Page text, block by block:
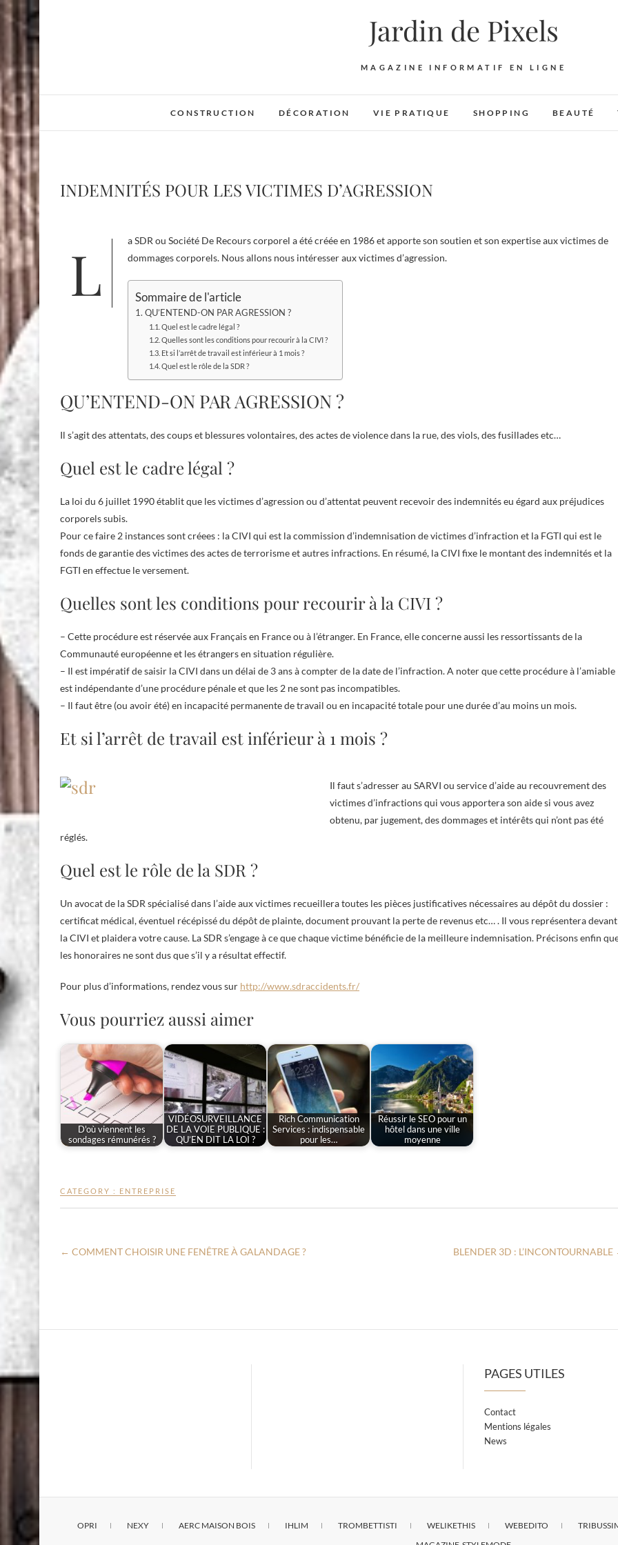
content
Jardin de Pixels
MAGAZINE INFORMATIF EN LIGNE
CONSTRUCTION DÉCORATION VIE PRATIQUE SHOPPING BEAUTÉ
INDEMNITÉS POUR LES VICTIMES D’AGRESSION
La SDR ou Société De Recours corporel a été créée en 1986 et apporte son soutien et son expertise aux victimes de dommages corporels. Nous allons nous intéresser aux victimes d’agression.
Sommaire de l'article
QU’ENTEND-ON PAR AGRESSION ?
Quel est le cadre légal ?
Quelles sont les conditions pour recourir à la CIVI ?
Et si l’arrêt de travail est inférieur à 1 mois ?
Quel est le rôle de la SDR ?
QU’ENTEND-ON PAR AGRESSION ?
Il s’agit des attentats, des coups et blessures volontaires, des actes de violence dans la rue, des viols, des fusillades etc…
Quel est le cadre légal ?
La loi du 6 juillet 1990 établit que les victimes d’agression ou d’attentat peuvent recevoir des indemnités eu égard aux préjudices
corporels subis.
Pour ce faire 2 instances sont créees : la CIVI qui est la commission d’indemnisation de victimes d’infraction et la FGTI qui est le
fonds de garantie des victimes des actes de terrorisme et autres infractions. En résumé, la CIVI fixe le montant des indemnités et la
FGTI en effectue le versement.
Quelles sont les conditions pour recourir à la CIVI ?
– Cette procédure est réservée aux Français en France ou à l’étranger. En France, elle concerne aussi les ressortissants de la
Communauté européenne et les étrangers en situation régulière.
– Il est impératif de saisir la CIVI dans un délai de 3 ans à compter de la date de l’infraction. A noter que cette procédure à l’amiable
est indépendante d’une procédure pénale et que les 2 ne sont pas incompatibles.
– Il faut être (ou avoir été) en incapacité permanente de travail ou en incapacité totale pour une durée d’au moins un mois.
Et si l’arrêt de travail est inférieur à 1 mois ?
Il faut s’adresser au SARVI ou service d’aide au recouvrement des
victimes d’infractions qui vous apportera son aide si vous avez
obtenu, par jugement, des dommages et intérêts qui n’ont pas été
réglés.
Quel est le rôle de la SDR ?
Un avocat de la SDR spécialisé dans l’aide aux victimes recueillera toutes les pièces justificatives nécessaires au dépôt du dossier :
certificat médical, éventuel récépissé du dépôt de plainte, document prouvant la perte de revenus etc… . Il vous représentera devant
la CIVI et plaidera votre cause. La SDR s’engage à ce que chaque victime bénéficie de la meilleure indemnisation. Précisons enfin
les honoraires ne sont dus que s’il y a résultat effectif.
Pour plus d’informations, rendez vous sur http://www.sdraccidents.fr/
Vous pourriez aussi aimer
D'où viennent les
sondages rémunérés ?
VIDÉOSURVEILLANCE
DE LA VOIE PUBLIQUE :
QU’EN DIT LA LOI ?
Rich Communication
Services : indispensable
pour les…
Réussir le SEO pour un
hôtel dans une ville
moyenne
CATEGORY : ENTREPRISE
← COMMENT CHOISIR UNE FENÊTRE À GALANDAGE ? BLENDER 3D : L’INCONTOURNABLE
PAGES UTILES
Contact
Mentions légales
News
OPRI NEXY AERC MAISON BOIS IHLIM TROMBETTISTI WELIKETHIS WEBEDITO